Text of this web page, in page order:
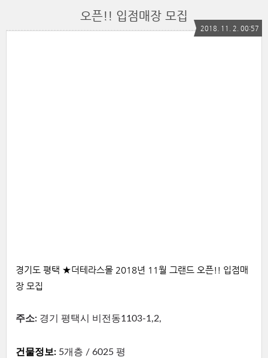
오픈!! 입점매장 모집
2018. 11. 2. 00:57
경기도 평택 ★더테라스몰 2018년 11월 그랜드 오픈!! 입점매
장 모집
주소: 경기 평택시 비전동1103-1,2,
건물정보: 5개층 / 6025 평